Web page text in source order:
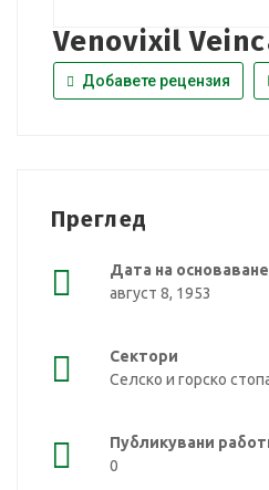
Venovixil
Добавете рецензия
Преглед
Дата на основаване
август 8, 1953
Сектори
Селско и горско
Публикувани
0